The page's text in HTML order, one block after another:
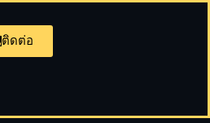
ติดต่อ